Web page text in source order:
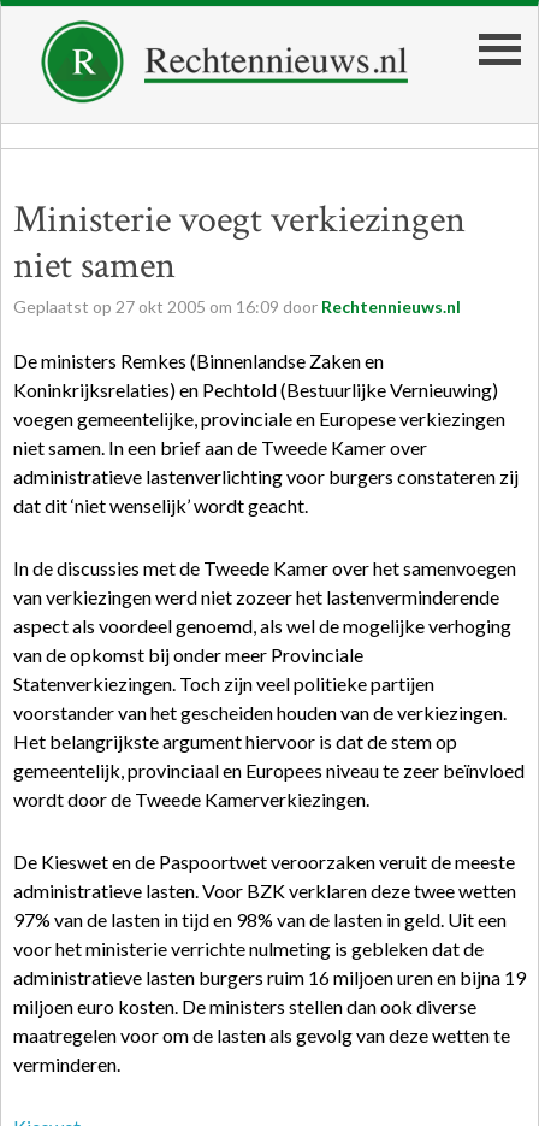
Ministerie voegt verkiezingen
niet samen
Geplaatst op 27 okt 2005 om 16:09 door Rechtennieuws.nl
De ministers Remkes (Binnenlandse Zaken en
Koninkrijksrelaties) en Pechtold (Bestuurlijke Vernieuwing)
voegen gemeentelijke, provinciale en Europese verkiezingen
niet samen. In een brief aan de Tweede Kamer over
administratieve lastenverlichting voor burgers constateren zij
dat dit ‘niet wenselijk’ wordt geacht.
In de discussies met de Tweede Kamer over het samenvoegen
van verkiezingen werd niet zozeer het lastenverminderende
aspect als voordeel genoemd, als wel de mogelijke verhoging
van de opkomst bij onder meer Provinciale
Statenverkiezingen. Toch zijn veel politieke partijen
voorstander van het gescheiden houden van de verkiezingen.
Het belangrijkste argument hiervoor is dat de stem op
gemeentelijk, provinciaal en Europees niveau te zeer beïnvloed
wordt door de Tweede Kamerverkiezingen.
De Kieswet en de Paspoortwet veroorzaken veruit de meeste
administratieve lasten. Voor BZK verklaren deze twee wetten
97% van de lasten in tijd en 98% van de lasten in geld. Uit een
voor het ministerie verrichte nulmeting is gebleken dat de
administratieve lasten burgers ruim 16 miljoen uren en bijna 19
miljoen euro kosten. De ministers stellen dan ook diverse
maatregelen voor om de lasten als gevolg van deze wetten te
verminderen.